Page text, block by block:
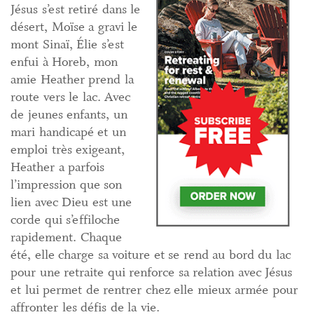
Jésus s’est retiré dans le
désert, Moïse a gravi le
mont Sinaï, Élie s’est
enfui à Horeb, mon
amie Heather prend la
route vers le lac. Avec
de jeunes enfants, un
mari handicapé et un
emploi très exigeant,
Heather a parfois
l’impression que son
lien avec Dieu est une
corde qui s’effiloche
rapidement. Chaque
été, elle charge sa voiture et se rend au bord du lac
pour une retraite qui renforce sa relation avec Jésus
et lui permet de rentrer chez elle mieux armée pour
affronter les défis de la vie.